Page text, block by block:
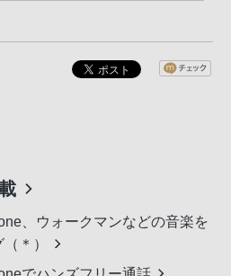
、ウォークマンなどの音楽を
＊）